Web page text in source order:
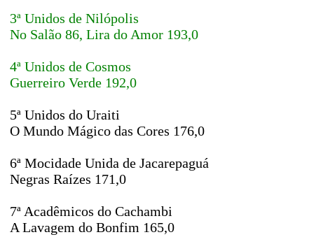
3ª Unidos de Nilópolis
No Salão 86, Lira do Amor 193,0
4ª Unidos de Cosmos
Guerreiro Verde 192,0
5ª Unidos do Uraiti
O Mundo Mágico das Cores 176,0
6ª Mocidade Unida de Jacarepaguá
Negras Raízes 171,0
7ª Acadêmicos do Cachambi
A Lavagem do Bonfim 165,0